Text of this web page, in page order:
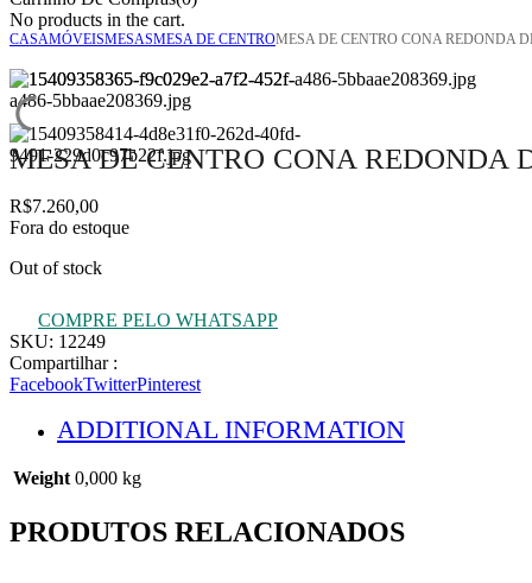
No products in the cart.
CASAMÓVEISMESASMESA DE CENTROMESA DE CENTRO CONA REDONDA
MESA DE CENTRO CONA REDONDA
R$7.260,00
Fora do estoque
Out of stock
COMPRE PELO WHATSAPP
SKU: 12249
Compartilhar :
FacebookTwitterPinterest
ADDITIONAL INFORMATION
Weight 0,000 kg
PRODUTOS RELACIONADOS